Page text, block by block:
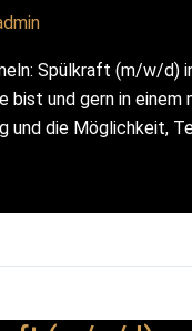
Spülkraft (m/w/d)
bist und gern in
und die Möglichkeit,